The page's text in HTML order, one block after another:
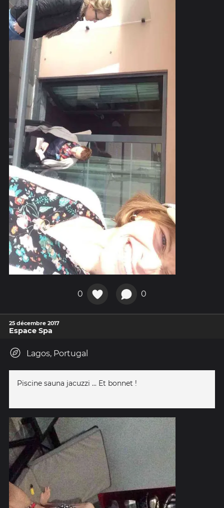
0 0
25 décembre 2017
Espace Spa
Lagos, Portugal
Piscine sauna jacuzzi ... Et bonnet !